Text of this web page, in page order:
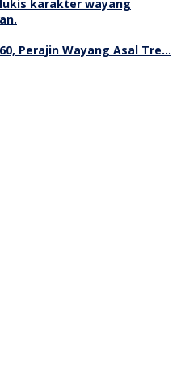
Perajin Wayang Asal Tre…